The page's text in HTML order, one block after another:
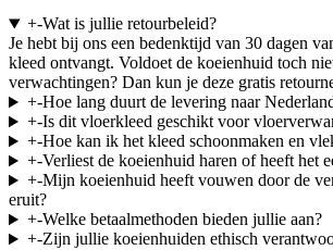
+-Wat is jullie retourbeleid?
Je hebt bij ons een bedenktijd van 30 dagen
kleed ontvangt. Voldoet de koeienhuid toch
verwachtingen? Dan kun je deze gratis
+-Hoe lang duurt de levering naar
+-Is dit vloerkleed geschikt voor
+-Hoe kan ik het kleed schoonmaken en
+-Verliest de koeienhuid haren of heeft het
+-Mijn koeienhuid heeft vouwen door de
eruit?
+-Welke betaalmethoden bieden jullie aan?
+-Zijn jullie koeienhuiden ethisch